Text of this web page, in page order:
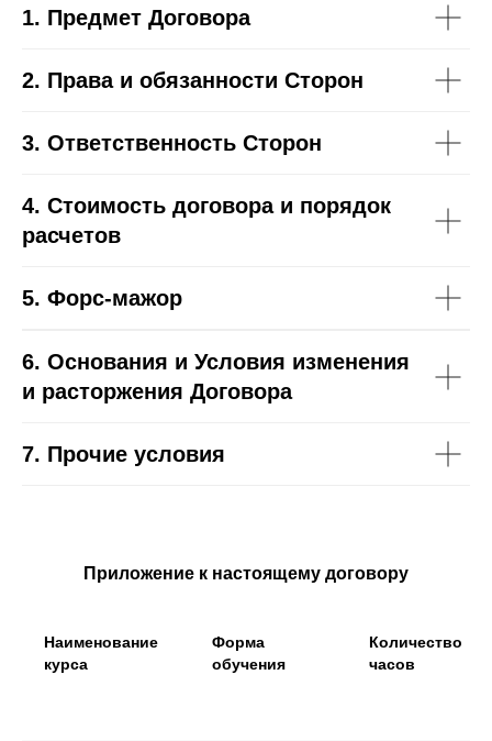
1. Предмет Договора
2. Права и обязанности Сторон
3. Ответственность Сторон
4. Стоимость договора и порядок
расчетов
5. Форс-мажор
6. Основания и Условия изменения
и расторжения Договора
7. Прочие условия
Приложение к настоящему договору
Наименование
курса
Форма
обучения
Количество
часов